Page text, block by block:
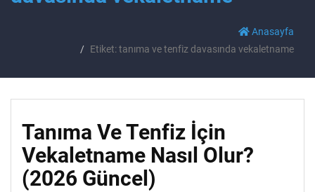
Anasayfa
Etiket: tanıma ve tenfiz davasında vekaletname
Tanıma Ve Tenfiz İçin
Vekaletname Nasıl Olur?
(2026 Güncel)